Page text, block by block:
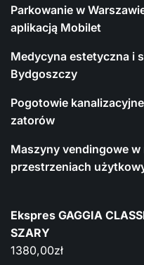
Parkowanie w
aplikacją Mobilet
Medycyna estetyczna i
Bydgoszczy
Pogotowie
zatorów
Maszyny vendingowe
przestrzeniach
Ekspres GAGGIA
SZARY
1380,00zł